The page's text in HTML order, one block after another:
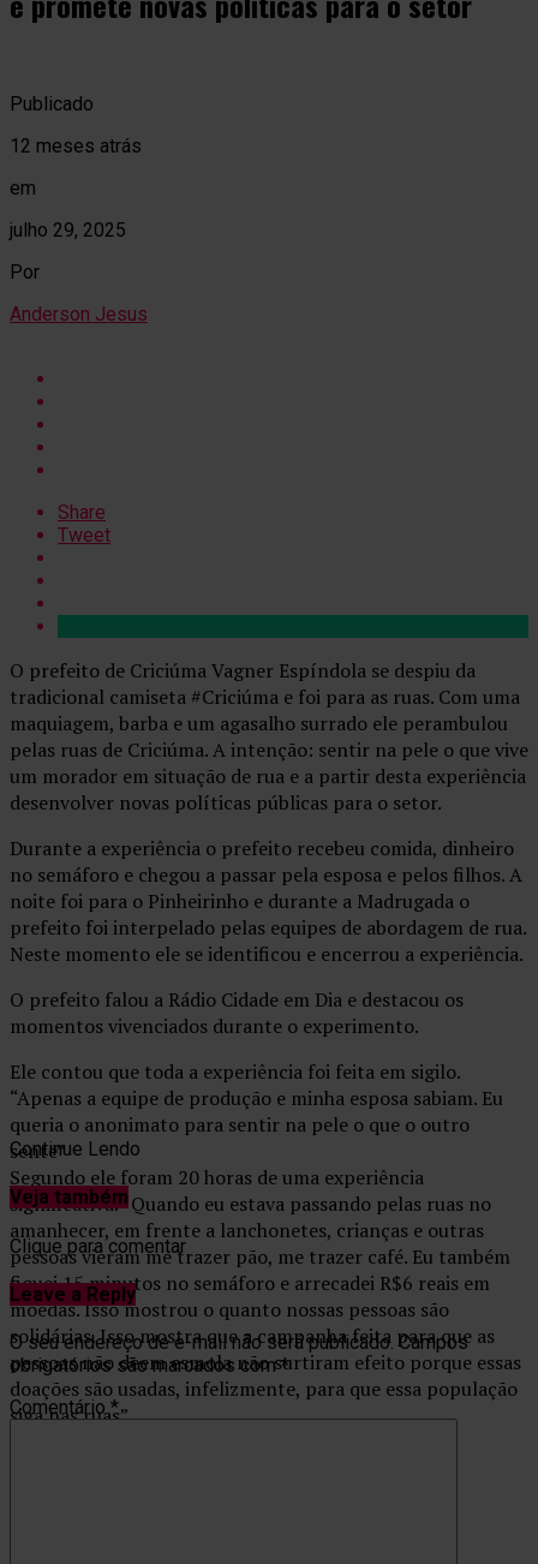
Publicado
12 meses atrás
em
julho 29, 2025
Por
Anderson Jesus
Share
Tweet
O prefeito de Criciúma Vagner Espíndola se despiu da
tradicional camiseta #Criciúma e foi para as ruas. Com uma
maquiagem, barba e um agasalho surrado ele perambulou
pelas ruas de Criciúma. A intenção: sentir na pele o que vive
um morador em situação de rua e a partir desta experiência
desenvolver novas políticas públicas para o setor.
Durante a experiência o prefeito recebeu comida, dinheiro
no semáforo e chegou a passar pela esposa e pelos filhos. A
noite foi para o Pinheirinho e durante a Madrugada o
prefeito foi interpelado pelas equipes de abordagem de rua.
Neste momento ele se identificou e encerrou a experiência.
O prefeito falou a Rádio Cidade em Dia e destacou os
momentos vivenciados durante o experimento.
Ele contou que toda a experiência foi feita em sigilo.
“Apenas a equipe de produção e minha esposa sabiam. Eu
queria o anonimato para sentir na pele o que o outro
sente”
Segundo ele foram 20 horas de uma experiência
significativa. “Quando eu estava passando pelas ruas no
amanhecer, em frente a lanchonetes, crianças e outras
pessoas vieram me trazer pão, me trazer café. Eu também
fiquei 15 minutos no semáforo e arrecadei R$6 reais em
moedas. Isso mostrou o quanto nossas pessoas são
solidárias. Isso mostra que a campanha feita para que as
pessoas não deem esmola não surtiram efeito porque essas
doações são usadas, infelizmente, para que essa população
siga nas ruas”.
Continue Lendo
Veja também
Clique para comentar
Leave a Reply
O seu endereço de e-mail não será publicado. Campos
obrigatórios são marcados com*
Comentário*